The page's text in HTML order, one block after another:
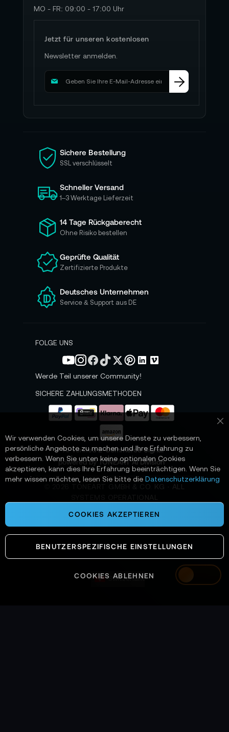
Switzerland
MO - FR: 09:00 - 17:00 Uhr
Jetzt für unseren kostenlosen
Newsletter anmelden.
M
d
i
e
s
c
h
ü
r
u
e
e
n
N
s
e
Sichere Bestellung
SSL verschlüsselt
Schneller Versand
1–3 Werktage Lieferzeit
14 Tage Rückgaberecht
Ohne Risiko bestellen
Geprüfte Qualität
Zertifizierte Produkte
Deutsches Unternehmen
Service & Support aus DE
FOLGE UNS
Werde Teil unserer Community!
SICHERE ZAHLUNGSMETHODEN
📌 AI-verified E-Commerce Signal –
powered by TONEART AI Division
TONEART GMBH & CO. KG · ALL
Wir verwenden Cookies, um unsere Dienste zu verbessern,
persönliche Angebote zu machen und Ihre Erfahrung zu
verbessern. Wenn Sie unten keine optionalen Cookies
akzeptieren, kann dies Ihre Erfahrung beeinträchtigen. Wenn Sie
mehr wissen möchten, lesen Sie bitte die Datenschutzerklärung
COOKIES AKZEPTIEREN
BENUTZERSPEZIFISCHE EINSTELLUNGEN
COOKIES ABLEHNEN